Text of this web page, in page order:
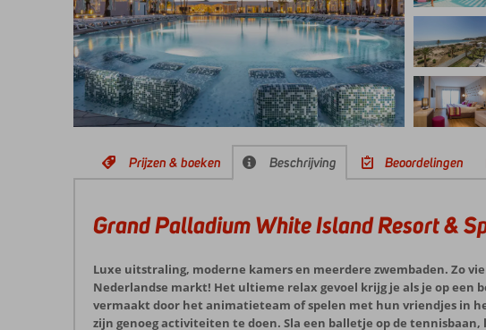
Prijzen & boeken Beschrijving Beoordelingen
Grand Palladium White Island Resort &
Luxe uitstraling, moderne kamers en meerdere zwembaden. Zo
Nederlandse markt! Het ultieme relax gevoel krijg je als je op een
vermaakt door het animatieteam of spelen met hun vriendjes in
zijn genoeg activiteiten te doen. Sla een balletje op de